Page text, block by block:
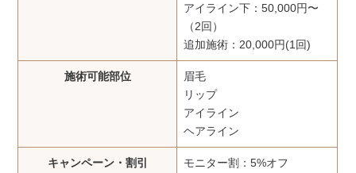
アイライン下：50,000円〜
（2回）
追加施術：20,000円(1回)
施術可能部位
眉毛
リップ
アイライン
ヘアライン
キャンペーン・割引
モニター割：5%オフ